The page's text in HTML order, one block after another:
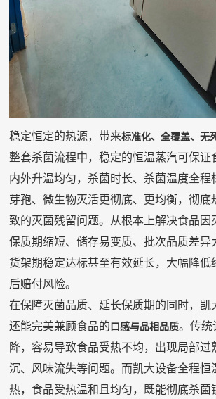
稳定恒定的热源，带来标准化、全覆盖、无
整套杀菌流程中，稳定的恒温蒸汽可保证
内外升温均匀，杀菌时长、杀菌温度全程
芽孢、微生物灭活更彻底、更均衡，彻底
致的灭菌残留问题。从根本上解决食品因
保质期缩短、储存易变质、批次品质差异
货架期稳定达标甚至有效延长，大幅降低
后赔付风险。
在保障灭菌品质、延长保质期的同时，凯
还能完美兼顾食品的口感与品相品质。传统
降，容易导致食品受热不均，出现局部过
沉、风味流失等问题。而凯大设备全程恒
热，食品受热温和且均匀，既能彻底杀菌